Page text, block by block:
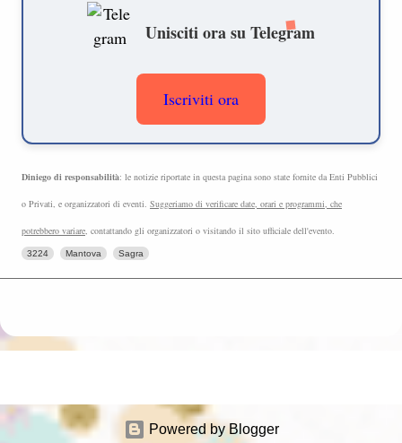
Unisciti ora su Telegram
Iscriviti ora
Diniego di responsabilità: le notizie riportate in questa pagina sono state fornite da Enti Pubblici
o Privati, e organizzatori di eventi. Suggeriamo di verificare date, orari e programmi, che
potrebbero variare , contattando gli organizzatori o visitando il sito ufficiale dell'evento.
3224 Mantova Sagra
Powered by Blogger